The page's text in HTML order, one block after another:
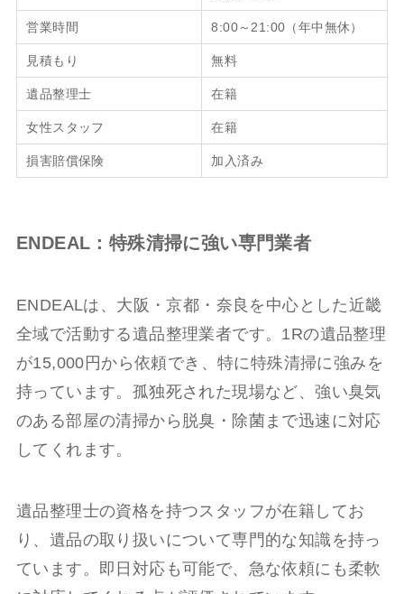
営業時間 8:00～21:00（年中無休）
見積もり 無料
遺品整理士 在籍
女性スタッフ 在籍
損害賠償保険 加入済み
ENDEAL：特殊清掃に強い専門業者
ENDEALは、大阪・京都・奈良を中心とした近畿
全域で活動する遺品整理業者です。1Rの遺品整理
が15,000円から依頼でき、特に特殊清掃に強みを
持っています。孤独死された現場など、強い臭気
のある部屋の清掃から脱臭・除菌まで迅速に対応
してくれます。
遺品整理士の資格を持つスタッフが在籍してお
り、遺品の取り扱いについて専門的な知識を持っ
ています。即日対応も可能で、急な依頼にも柔軟